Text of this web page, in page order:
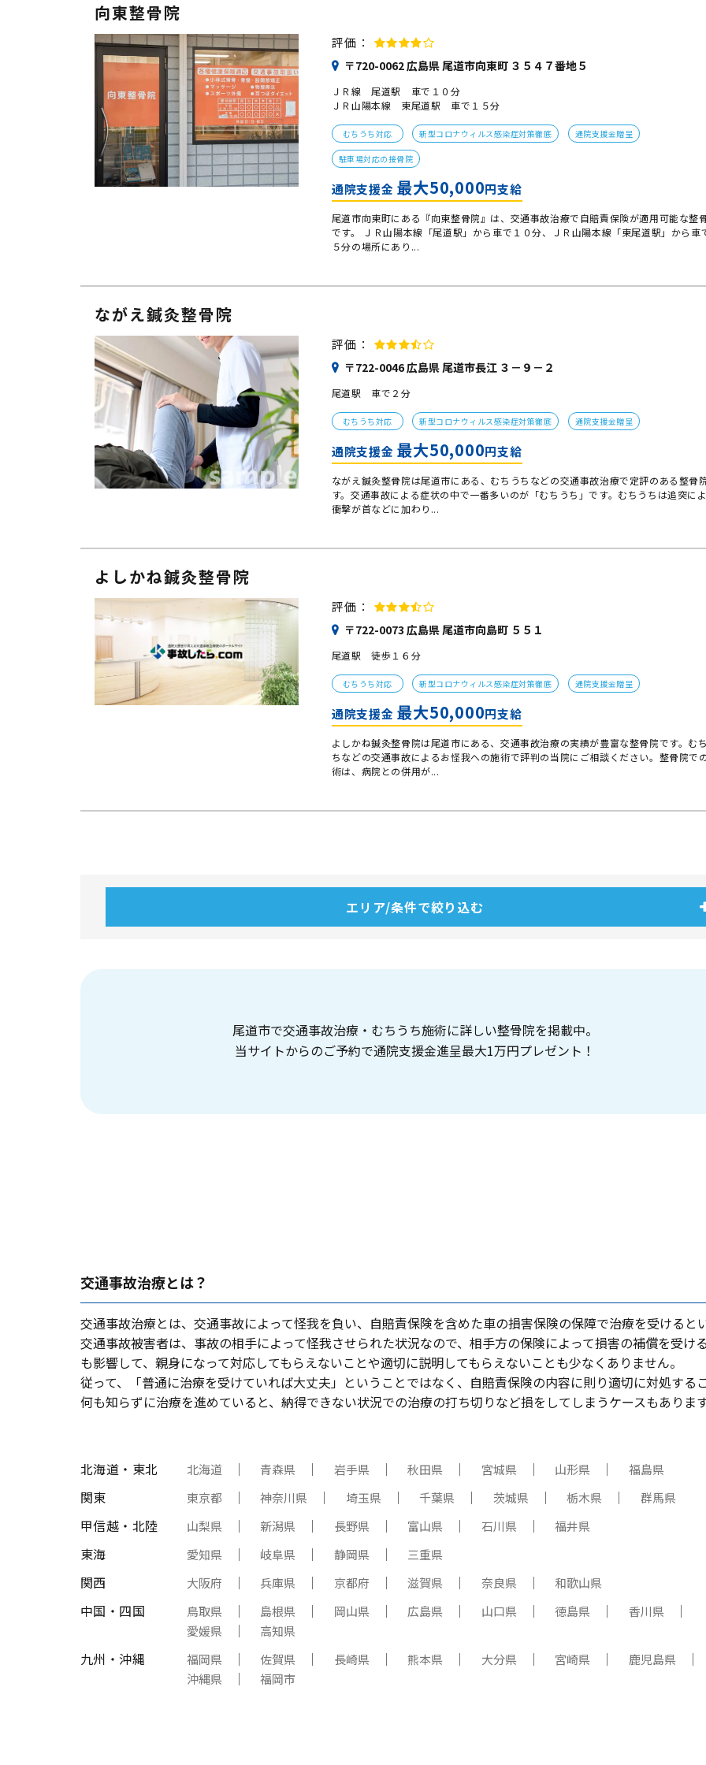
向東整骨院
評価：
〒720-0062 広島県 尾道市向東町 ３５４７番地５
ＪＲ線 尾道駅 車で１０分
ＪＲ山陽本線 東尾道駅 車で１５分
むちうち対応 新型コロナウィルス感染症対策徹底 通院支援金贈呈
駐車場対応の接骨院
通院支援金 最大50,000円支給
尾道市向東町にある『向東整骨院』は、交通事故治療で自賠責保険が適用可能な整
です。 ＪＲ山陽本線「尾道駅」から車で１０分、ＪＲ山陽本線「東尾道駅」から車
５分の場所にあり...
ながえ鍼灸整骨院
評価：
〒722-0046 広島県 尾道市長江 ３－９－２
尾道駅 車で２分
むちうち対応 新型コロナウィルス感染症対策徹底 通院支援金贈呈
通院支援金 最大50,000円支給
ながえ鍼灸整骨院は尾道市にある、むちうちなどの交通事故治療で定評のある整骨
す。交通事故による症状の中で一番多いのが「むちうち」です。むちうちは追突に
衝撃が首などに加わり...
よしかね鍼灸整骨院
評価：
〒722-0073 広島県 尾道市向島町 ５５１
尾道駅 徒歩１６分
むちうち対応 新型コロナウィルス感染症対策徹底 通院支援金贈呈
通院支援金 最大50,000円支給
よしかね鍼灸整骨院は尾道市にある、交通事故治療の実績が豊富な整骨院です。む
ちなどの交通事故によるお怪我への施術で評判の当院にご相談ください。整骨院で
術は、病院との併用が...
エリア/条件で絞り込む
尾道市で交通事故治療・むちうち施術に詳しい整骨院を掲載中。
当サイトからのご予約で通院支援金進呈最大1万円プレゼント！
交通事故治療とは？
交通事故治療とは、交通事故によって怪我を負い、⾃賠責保険を含めた⾞の損害保険の保障で治療を受けると
交通事故被害者は、事故の相⼿によって怪我させられた状況なので、相⼿⽅の保険によって損害の補償を受け
も影響して、親⾝になって対応してもらえないことや適切に説明してもらえないことも少なくありません。
従って、「普通に治療を受けていれば⼤丈夫」ということではなく、⾃賠責保険の内容に則り適切に対処する
何も知らずに治療を進めていると、納得できない状況での治療の打ち切りなど損をしてしまうケースもあります
北海道・東北 北海道 青森県 岩手県 秋田県 宮城県 山形県 福島県
関東 東京都 神奈川県 埼玉県 千葉県 茨城県 栃木県 群馬県
甲信越・北陸 山梨県 新潟県 長野県 富山県 石川県 福井県
東海 愛知県 岐阜県 静岡県 三重県
関西 大阪府 兵庫県 京都府 滋賀県 奈良県 和歌山県
中国・四国 鳥取県 島根県 岡山県 広島県 山口県 徳島県
香川県
愛媛県
高知県
九州・沖縄 福岡県 佐賀県 長崎県 熊本県 大分県 宮崎県
鹿児島県
沖縄県
福岡市